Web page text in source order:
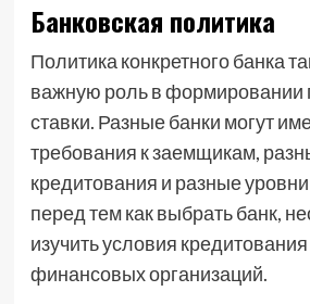
Банковская политика
Политика конкретного банка
важную роль в формировании
ставки. Разные банки могут
требования к заемщикам,
кредитования и разные
перед тем как выбрать банк,
изучить условия
финансовых организаций.